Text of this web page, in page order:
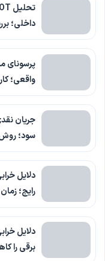
داخلی؛
پرسونای
واقعی؛
جریان
سود؛
دلایل
رایج؛
دلایل
برقی را